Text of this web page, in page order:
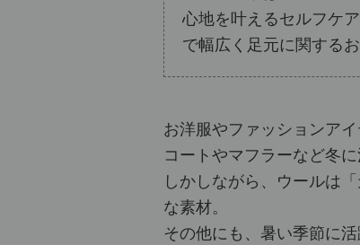
心地を叶えるセルフケ
で幅広く足元に関する
お洋服やファッションアイ
コートやマフラーなど冬
しかしながら、ウールは
な素材。
その他にも、暑い季節に